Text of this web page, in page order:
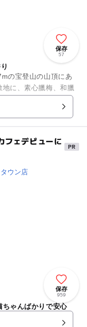
保存
57
の宝登山の山頂にあ
に、素心臘梅、和臘
も及ぶ臘梅が植栽さ
ェデビューに
保存
959
ゃんばかりで安心